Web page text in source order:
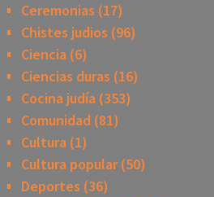
Ceremonias (17)
Chistes judios (96)
Ciencia(6)
Ciencias duras (16)
Cocina judía(353)
Comunidad(81)
Cultura(1)
Cultura popular(50)
Deportes (36)